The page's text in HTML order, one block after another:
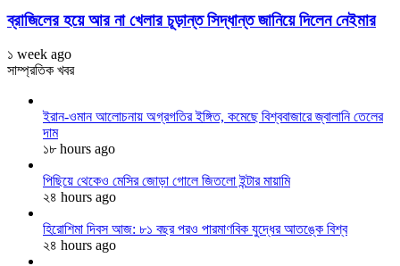
ব্রাজিলের হয়ে আর না খেলার চূড়ান্ত সিদ্ধান্ত জানিয়ে দিলেন নেইমার
১ week ago
সাম্প্রতিক খবর
ইরান-ওমান আলোচনায় অগ্রগতির ইঙ্গিত, কমেছে বিশ্ববাজারে জ্বালানি তেলের
দাম
১৮ hours ago
পিছিয়ে থেকেও মেসির জোড়া গোলে জিতলো ইন্টার মায়ামি
২৪ hours ago
হিরোশিমা দিবস আজ: ৮১ বছর পরও পারমাণবিক যুদ্ধের আতঙ্কে বিশ্ব
২৪ hours ago